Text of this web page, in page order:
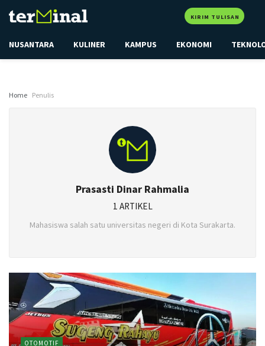
KIRIM TULISAN
NUSANTARA KULINER KAMPUS EKONOMI
Home Penulis
Prasasti Dinar Rahmalia
1 ARTIKEL
Mahasiswa salah satu universitas negeri di Kota Surakarta.
OTOMOTIF